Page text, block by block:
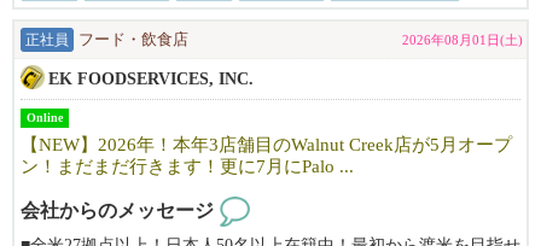
「日本の技術で満足してもらいたい！」そんな思いで一人一人の
明るく、フレンドリーな雰囲気で、溶け込みやすい環境です。仕
事も親切・丁寧に教えますので安心して働けます。
まずはお気軽にfostercity@viangehair.comへご連絡下さい。ご応募
お待ちしております。
正社員 フード・飲食店 2026年08月01日(土)
EK FOODSERVICES, INC.
Online
【NEW】2026年！本年3店舗目のWalnut Creek店が5月オープ
ン！まだまだ行きます！更に7月にPalo ...
会社からのメッセージ